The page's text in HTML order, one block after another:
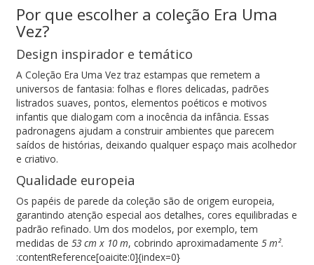
Por que escolher a coleção Era Uma
Vez?
Design inspirador e temático
A Coleção Era Uma Vez traz estampas que remetem a
universos de fantasia: folhas e flores delicadas, padrões
listrados suaves, pontos, elementos poéticos e motivos
infantis que dialogam com a inocência da infância. Essas
padronagens ajudam a construir ambientes que parecem
saídos de histórias, deixando qualquer espaço mais acolhedor
e criativo.
Qualidade europeia
Os papéis de parede da coleção são de origem europeia,
garantindo atenção especial aos detalhes, cores equilibradas e
padrão refinado. Um dos modelos, por exemplo, tem
medidas de53 cm x 10 m, cobrindo aproximadamente5 m².
:contentReference[oaicite:0]{index=0}